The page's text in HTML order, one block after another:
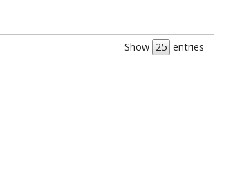
Show entries